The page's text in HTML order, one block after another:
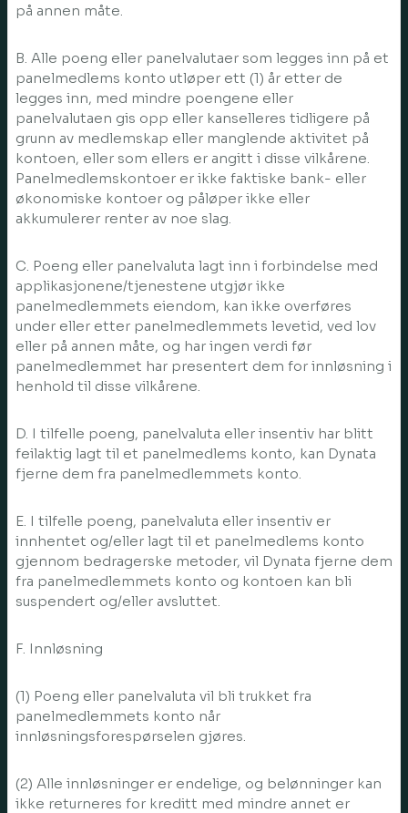
på annen måte.
B. Alle poeng eller panelvalutaer som legges inn på et
panelmedlems konto utløper ett (1) år etter de
legges inn, med mindre poengene eller
panelvalutaen gis opp eller kanselleres tidligere på
grunn av medlemskap eller manglende aktivitet på
kontoen, eller som ellers er angitt i disse vilkårene.
Panelmedlemskontoer er ikke faktiske bank- eller
økonomiske kontoer og påløper ikke eller
akkumulerer renter av noe slag.
C. Poeng eller panelvaluta lagt inn i forbindelse med
applikasjonene/tjenestene utgjør ikke
panelmedlemmets eiendom, kan ikke overføres
under eller etter panelmedlemmets levetid, ved lov
eller på annen måte, og har ingen verdi før
panelmedlemmet har presentert dem for innløsning i
henhold til disse vilkårene.
D. I tilfelle poeng, panelvaluta eller insentiv har blitt
feilaktig lagt til et panelmedlems konto, kan Dynata
fjerne dem fra panelmedlemmets konto.
E. I tilfelle poeng, panelvaluta eller insentiv er
innhentet og/eller lagt til et panelmedlems konto
gjennom bedragerske metoder, vil Dynata fjerne dem
fra panelmedlemmets konto og kontoen kan bli
suspendert og/eller avsluttet.
F. Innløsning
(1) Poeng eller panelvaluta vil bli trukket fra
panelmedlemmets konto når
innløsningsforespørselen gjøres.
(2) Alle innløsninger er endelige, og belønninger kan
ikke returneres for kreditt med mindre annet er